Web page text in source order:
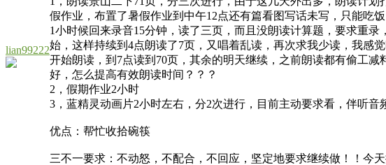
lian99222
假作业，布置了暑假作业到中午12点还有篇看图写话未写，只能
1小时候回来录音15分钟，读了三页，而且没朗读计算题，要求重
始，这样持续到4点朗读了7页，又唱着乱读，再次求我少读，我感
开始朗读，到7点读到70页，其余的明天继续，之前朗读都有偷工
好，怎么提高有效朗读时间？？？
2，假期作业2小时
3，蓝精灵动画片2小时左右，分2次进行，目前主动要求看，伴听音
优点：帮忙收拾碗筷
三不一要求：不动怒，不配合，不回应，坚定地要求继续做！！今